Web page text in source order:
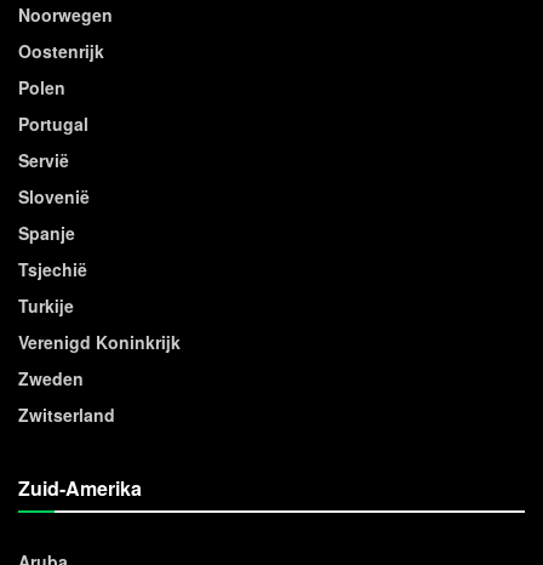
Noorwegen
Oostenrijk
Polen
Portugal
Servië
Slovenië
Spanje
Tsjechië
Turkije
Verenigd Koninkrijk
Zweden
Zwitserland
Zuid-Amerika